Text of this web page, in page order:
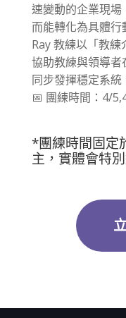
速變動的企業現場
而能轉化為具體行
Ray 教練以「教練
協助教練與領導者
同步發揮穩定系統
📅 團練時間：4/
*團練時間固定
主，實體會特